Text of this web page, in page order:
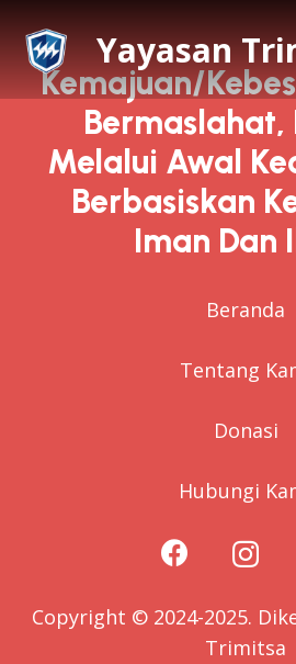
Yayasan
Kemajuan/
Bermaslahat,
Melalui Awal
Berbasiskan
Iman Dan
Beranda
Tentang
Donasi
Hubungi
Copyright © 2024-2025.
Trimitsa